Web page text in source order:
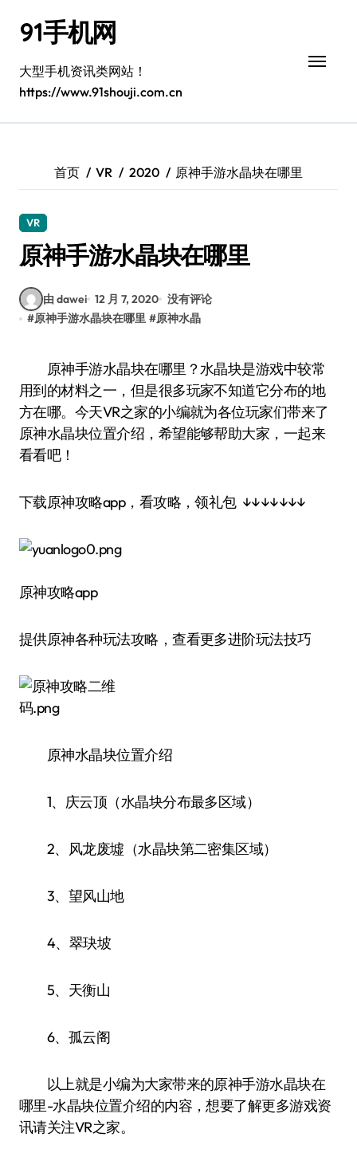
91手机网
大型手机资讯类网站！
https://www.91shouji.com.cn
首页 VR 2020 原神手游水晶块在哪里
VR
原神手游水晶块在哪里
由 dawei 12 月 7, 2020 没有评论
#原神手游水晶块在哪里 #原神水晶
原神手游水晶块在哪里？水晶块是游戏中较常
用到的材料之一，但是很多玩家不知道它分布的地
方在哪。今天VR之家的小编就为各位玩家们带来了
原神水晶块位置介绍，希望能够帮助大家，一起来
看看吧！
下载原神攻略app，看攻略，领礼包 ↓↓↓↓↓↓↓
原神攻略app
提供原神各种玩法攻略，查看更多进阶玩法技巧
原神水晶块位置介绍
1、庆云顶（水晶块分布最多区域）
2、风龙废墟（水晶块第二密集区域）
3、望风山地
4、翠玦坡
5、天衡山
6、孤云阁
以上就是小编为大家带来的原神手游水晶块在
哪里-水晶块位置介绍的内容，想要了解更多游戏资
讯请关注VR之家。